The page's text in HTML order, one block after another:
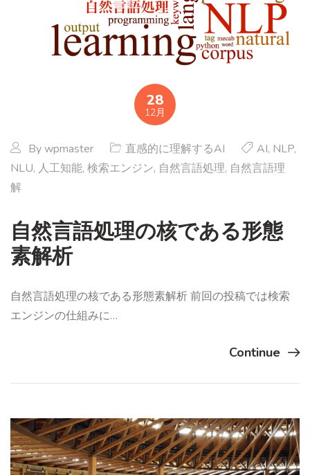
28
12月
Bywpmaster 直感的に理解するAI AI, NLP,
NLU, 人工知能, 検索エンジン, 自然言語処理, 自然言語理
解
自然言語処理の核である形態
素解析
自然言語処理の核である形態素解析 前回の投稿では検索
エンジンの仕組みに…
Continue